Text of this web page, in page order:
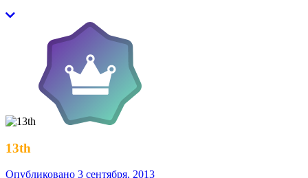
13th
Опубликовано 3 сентября, 2013